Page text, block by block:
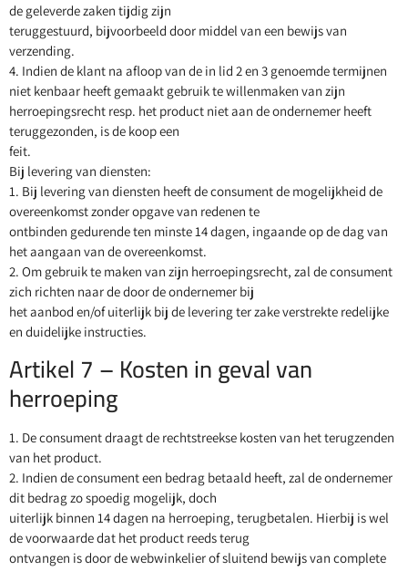
de geleverde zaken tijdig zijn
teruggestuurd, bijvoorbeeld door middel van een bewijs van
verzending.
4. Indien de klant na afloop van de in lid 2 en 3 genoemde termijnen
niet kenbaar heeft gemaakt gebruik te willenmaken van zijn
herroepingsrecht resp. het product niet aan de ondernemer heeft
teruggezonden, is de koop een
feit.
Bij levering van diensten:
1. Bij levering van diensten heeft de consument de mogelijkheid de
overeenkomst zonder opgave van redenen te
ontbinden gedurende ten minste 14 dagen, ingaande op de dag van
het aangaan van de overeenkomst.
2. Om gebruik te maken van zijn herroepingsrecht, zal de consument
zich richten naar de door de ondernemer bij
het aanbod en/of uiterlijk bij de levering ter zake verstrekte redelijke
en duidelijke instructies.
Artikel 7 – Kosten in geval van
herroeping
1. De consument draagt de rechtstreekse kosten van het terugzenden
van het product.
2. Indien de consument een bedrag betaald heeft, zal de ondernemer
dit bedrag zo spoedig mogelijk, doch
uiterlijk binnen 14 dagen na herroeping, terugbetalen. Hierbij is wel
de voorwaarde dat het product reeds terug
ontvangen is door de webwinkelier of sluitend bewijs van complete